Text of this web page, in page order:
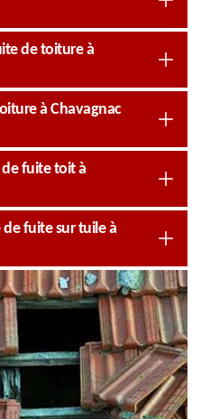
de toiture à
à Chavagnac
de fuite toit à
fuite sur tuile à